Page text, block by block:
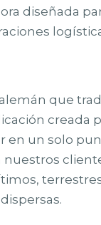
diseñada
que
en un solo